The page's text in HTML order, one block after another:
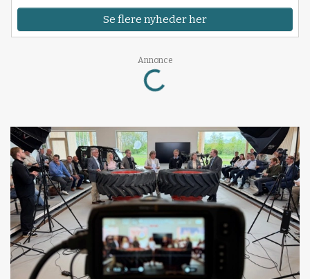
Se flere nyheder her
Annonce
Loading...